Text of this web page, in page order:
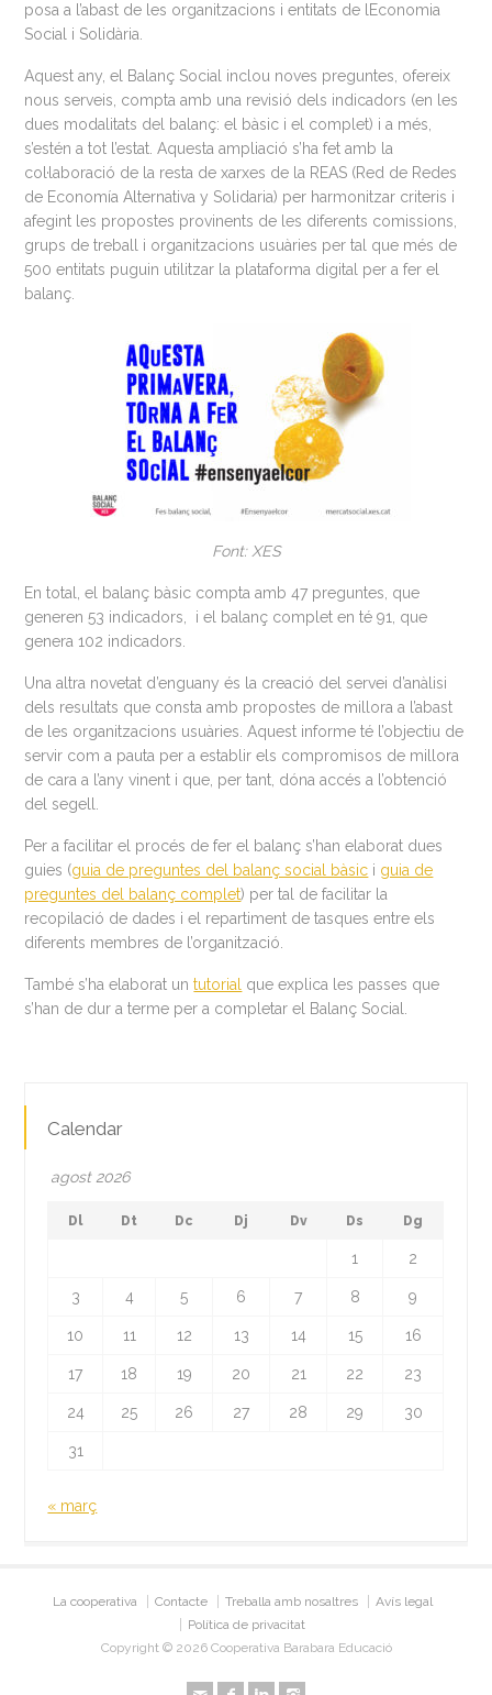
posa a l’abast de les organitzacions i entitats de lEconomia
Social i Solidària.
Aquest any, el Balanç Social inclou noves preguntes, ofereix
nous serveis, compta amb una revisió dels indicadors (en les
dues modalitats del balanç: el bàsic i el complet) i a més,
s’estén a tot l’estat. Aquesta ampliació s’ha fet amb la
col·laboració de la resta de xarxes de la REAS (Red de Redes
de Economía Alternativa y Solidaria) per harmonitzar criteris i
afegint les propostes provinents de les diferents comissions,
grups de treball i organitzacions usuàries per tal que més de
500 entitats puguin utilitzar la plataforma digital per a fer el
balanç.
Font: XES
En total, el balanç bàsic compta amb 47 preguntes, que
generen 53 indicadors, i el balanç complet en té 91, que
genera 102 indicadors.
Una altra novetat d’enguany és la creació del servei d’anàlisi
dels resultats que consta amb propostes de millora a l’abast
de les organitzacions usuàries. Aquest informe té l’objectiu de
servir com a pauta per a establir els compromisos de millora
de cara a l’any vinent i que, per tant, dóna accés a l’obtenció
del segell.
Per a facilitar el procés de fer el balanç s’han elaborat dues
guies (guia de preguntes del balanç social bàsic i guia de
preguntes del balanç complet) per tal de facilitar la
recopilació de dades i el repartiment de tasques entre els
diferents membres de l’organització.
També s’ha elaborat untutorial
que explica les passes que
s’han de dur a terme per a completar el Balanç Social.
Calendar
agost 2026
Dl Dt Dc Dj Dv Ds Dg
1 2
3 4 5 6 7 8 9
10 11 12 13 14 15 16
17 18 19 20 21 22 23
24 25 26 27 28 29 30
31
« març
La cooperativa Contacte Treballa amb nosaltres
Avís legal
Política de privacitat
Copyright © 2026 Cooperativa Barabara Educació